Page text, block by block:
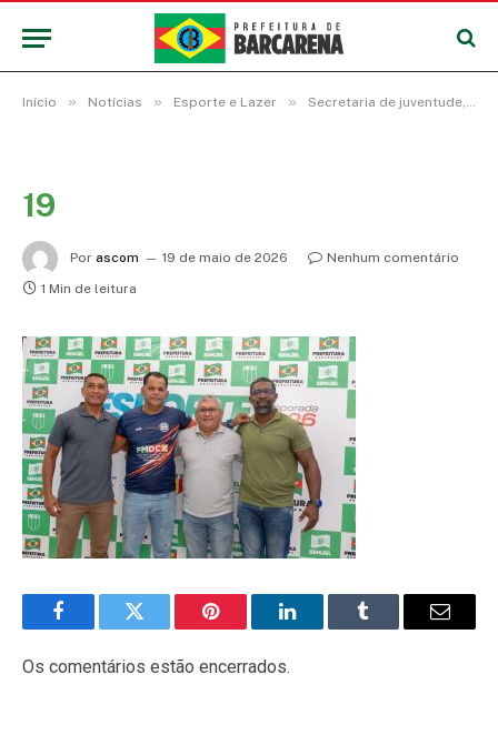
Início » Notícias » Esporte e Lazer » Secretaria de juventude, esporte e lazer abre a temporada de competições no município
19
Por ascom 19 de maio de 2026
Nenhum comentário
1 Min de leitura
FacebookTwitter Pinterest LinkedInTumblr
E-
Os comentários estão encerrados.